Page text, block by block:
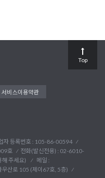
서비스이용약관
자 등록번호 : 105-86-00594
호
전화(발신전용) : 02-6010-
주세요)
메일 :
우산로 105 (제이67호, 5층)
Top